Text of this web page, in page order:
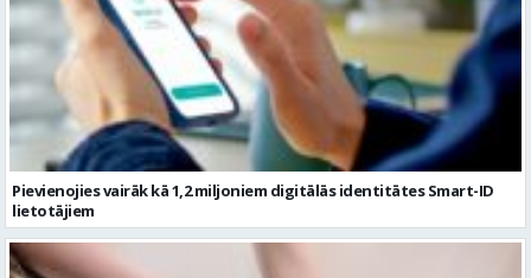
Pievienojies vairāk kā 1,2 miljoniem digitālās identitātes Smart-ID
lietotājiem